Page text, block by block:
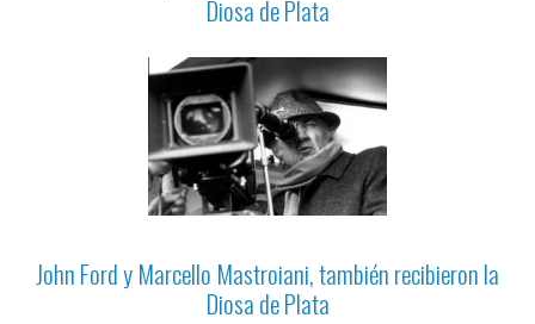
Diosa de Plata
John Ford y Marcello Mastroiani, también recibieron la
Diosa de Plata